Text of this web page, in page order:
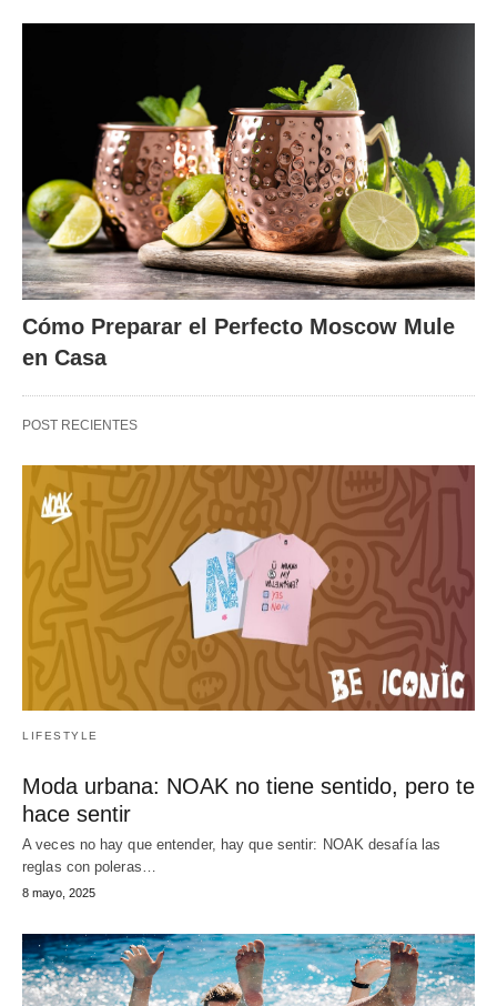
Cómo Preparar el Perfecto Moscow Mule
en Casa
POST RECIENTES
LIFESTYLE
Moda urbana: NOAK no tiene sentido, pero te
hace sentir
A veces no hay que entender, hay que sentir: NOAK desafía las
reglas con poleras…
8 mayo, 2025